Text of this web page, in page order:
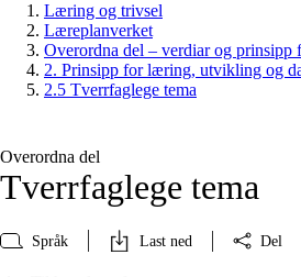
Læring og trivsel
Læreplanverket
Overordna del – verdiar og
2. Prinsipp for læring, utvikling og
2.5 Tverrfaglege tema
Overordna del
Tverrfaglege tema
Språk Last ned Del